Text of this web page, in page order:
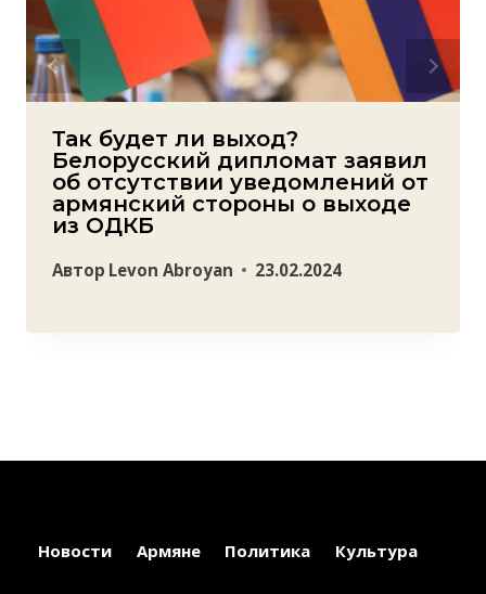
Так будет ли выход?
Белорусский дипломат заявил
об отсутствии уведомлений от
армянский стороны о выходе
из ОДКБ
Автор Levon Abroyan 23.02.2024
Новости Армяне Политика Культура